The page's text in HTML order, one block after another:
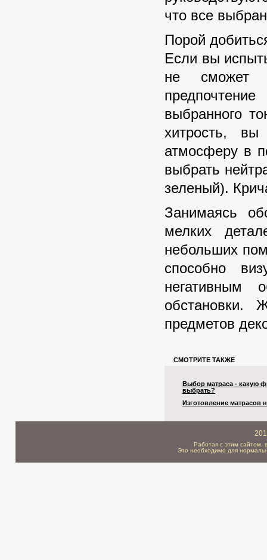
что все
Порой
Если вы
не сможет
выбранного
хитрость, вы
атмосферу в
выбрать
зеленый).
Занимаясь
мелких
небольших
способно
негативным
обстановки.
предметов
СМОТРИТЕ ТАКЖЕ
Выбор матраса - какую
выбрать?
Изготовление матрасов
Работая с этим сайтом,
Это необходимо для